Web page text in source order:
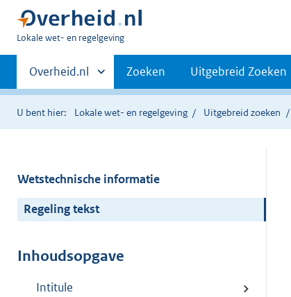
U
hier:
Lokale wet- en regelgeving
Primaire
navigatie
Andere
sites
binnen
Overheid.nl Zoeken Uitgebreid Zoeken
U bent hier: Lokale wet- en regelgeving Uitgebreid zoeken
Wetstechnische informatie
Regeling tekst
Inhoudsopgave
Intitule